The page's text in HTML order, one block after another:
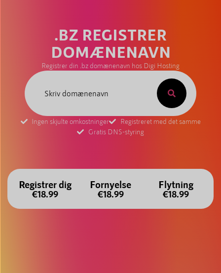
.BZ REGISTRER
DOMÆNENAVN
Registrer din .bz domænenavn hos Digi Hosting
Ingen skjulte omkostninger
Registreret med det samme
Gratis DNS-styring
Registrer dig
€18.99
Fornyelse
€18.99
Flytning
€18.99